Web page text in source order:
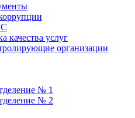
качества услуг
организации
№ 1
№ 2